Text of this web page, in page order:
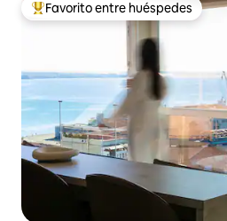
Favorito entre huéspedes preferido
Favorito entre huéspedes